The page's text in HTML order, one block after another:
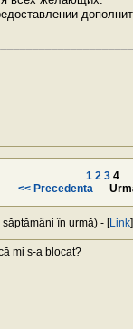
1 2 3 4
<< Precedenta
în urmă) - [Link]
mi s-a blocat?